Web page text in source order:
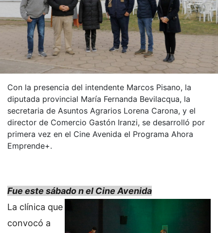
Con la presencia del intendente Marcos Pisano, la
diputada provincial María Fernanda Bevilacqua, la
secretaria de Asuntos Agrarios Lorena Carona, y el
director de Comercio Gastón Iranzi, se desarrolló por
primera vez en el Cine Avenida el Programa Ahora
Emprende+.
Fue este sábado n el Cine Avenida
La clínica que
convocó a